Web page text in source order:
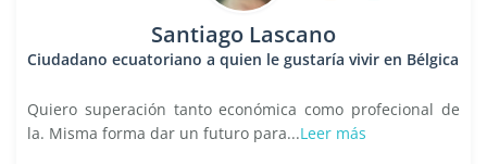
Santiago Lascano
Ciudadano ecuatoriano a quien le gustaría vivir en Bélgica
Quiero superación tanto económica como profecional de
la. Misma forma dar un futuro para...Leer más